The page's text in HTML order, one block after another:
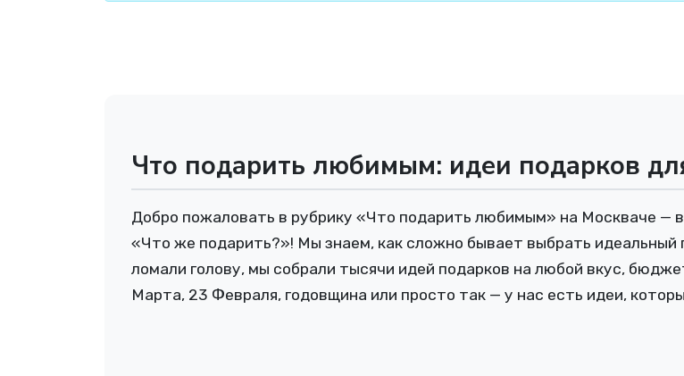
Что подарить любимым: идеи подарков
Добро пожаловать в рубрику «Что подарить любимым» на Москваче —
«Что же подарить?»! Мы знаем, как сложно бывает выбрать
ломали голову, мы собрали тысячи идей подарков на любой вкус,
Марта, 23 Февраля, годовщина или просто так — у нас есть идеи,